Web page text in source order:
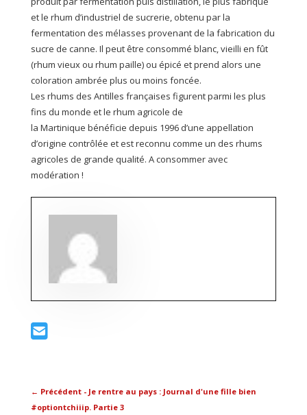
et le rhum d’industriel de sucrerie, obtenu par la
fermentation des mélasses provenant de la fabrication du
sucre de canne. Il peut être consommé blanc, vieilli en fût
(rhum vieux ou rhum paille) ou épicé et prend alors une
coloration ambrée plus ou moins foncée.
Les rhums des Antilles françaises figurent parmi les plus
fins du monde et le rhum agricole de
la Martinique bénéficie depuis 1996 d’une appellation
d’origine contrôlée et est reconnu comme un des rhums
agricoles de grande qualité. A consommer avec
modération !
← Précédent - Je rentre au pays : Journal d'une fille bien
#optiontchiiip. Partie 3